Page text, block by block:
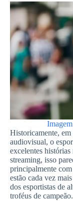
Historicamente,
audiovisual, o
excelentes
streaming, isso
principalmente
estão cada vez
dos esportistas de
troféus de campeão.